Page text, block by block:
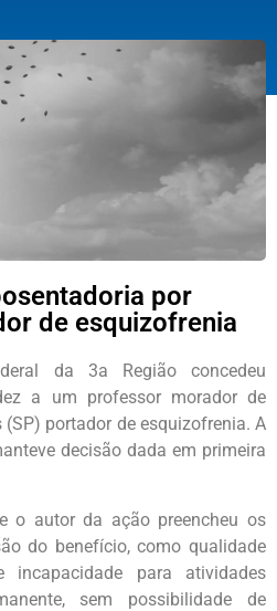
por
de esquizofrenia
da 3a Região concedeu
a um professor morador de
portador de esquizofrenia. A
decisão dada em primeira
o autor da ação preencheu os
do benefício, como qualidade
incapacidade para atividades
sem possibilidade de